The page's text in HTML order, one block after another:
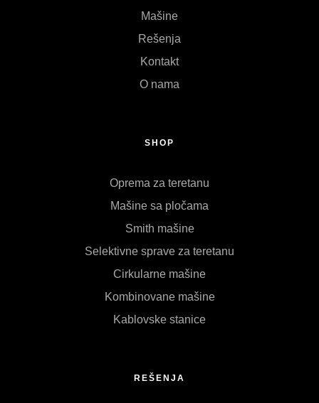
Mašine
Rešenja
Kontakt
O nama
SHOP
Oprema za teretanu
Mašine sa pločama
Smith mašine
Selektivne sprave za teretanu
Cirkularne mašine
Kombinovane mašine
Kablovske stanice
REŠENJA